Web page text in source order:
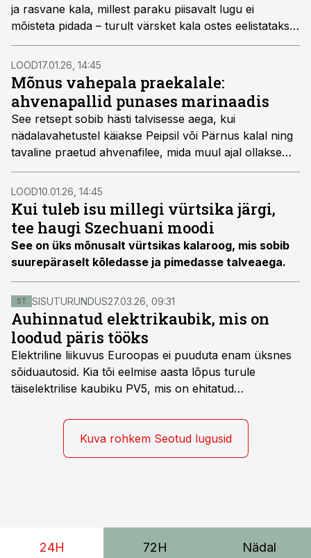
ja rasvane kala, millest paraku piisavalt lugu ei
mõisteta pidada – turult värsket kala ostes eelistatakse
ikka pigem suuremat räime, millega pärast kodus tööd
ja mängimist vähem. Seekord pistame kilud hästi
lihtsasse marinaadi ning laseme neil pärast veidi
laagerduda.
LOOD17.01.26, 14:45
Mõnus vahepala praekalale:
ahvenapallid punases marinaadis
See retsept sobib hästi talvisesse aega, kui
nädalavahetustel käiakse Peipsil või Pärnus kalal ning
tavaline praetud ahvenafilee, mida muul ajal ollakse
üldjuhul võimelised lõpmatuseni sööma, on nii teid kui
kõiki teie pereliikmeid surmani ära tüüdanud.
LOOD10.01.26, 14:45
Kui tuleb isu millegi vürtsika järgi,
tee haugi Szechuani moodi
See on üks mõnusalt vürtsikas kalaroog, mis sobib
suurepäraselt kõledasse ja pimedasse talveaega.
ST SISUTURUNDUS27.03.26, 09:31
Auhinnatud elektrikaubik, mis on
loodud päris tööks
Elektriline liikuvus Euroopas ei puuduta enam üksnes
sõiduautosid. Kia tõi eelmise aasta lõpus turule
täiselektrilise kaubiku PV5, mis on ehitatud
platvormile e-GMP.s ja pakub hulgaliselt võimalusi
tarbesõiduki konfigureerimiseks. Kia PV5 on saadaval
kahe- ja kolmekohalise pakiautona, 5-kohalise
Kuva rohkem Seotud lugusid
24H 72H Nädal